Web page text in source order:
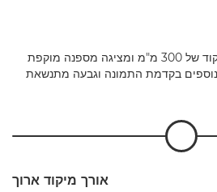
אורך מיקוד ארוך